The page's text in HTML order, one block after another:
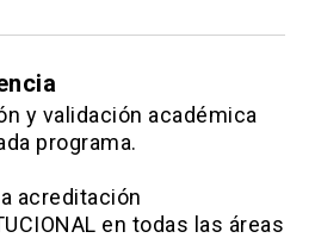
y validación académica
programa.
acreditación
en todas las áreas